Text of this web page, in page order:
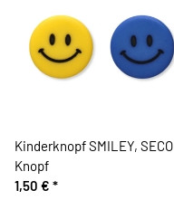
Kinderknopf SMILEY, SECO
Knopf
1,50 € *